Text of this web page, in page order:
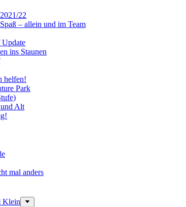
22
– allein und im Team
ins Staunen
helfen!
Park
und Alt
mal anders
Klein